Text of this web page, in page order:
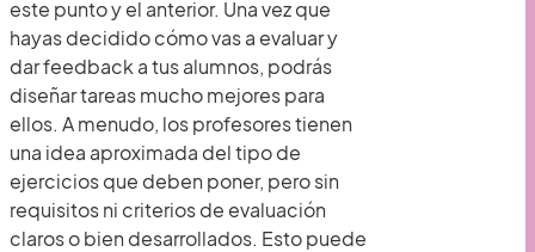
este punto y el anterior. Una vez que
hayas decidido cómo vas a evaluar y
dar feedback a tus alumnos, podrás
diseñar tareas mucho mejores para
ellos. A menudo, los profesores tienen
una idea aproximada del tipo de
ejercicios que deben poner, pero sin
requisitos ni criterios de evaluación
claros o bien desarrollados. Esto puede